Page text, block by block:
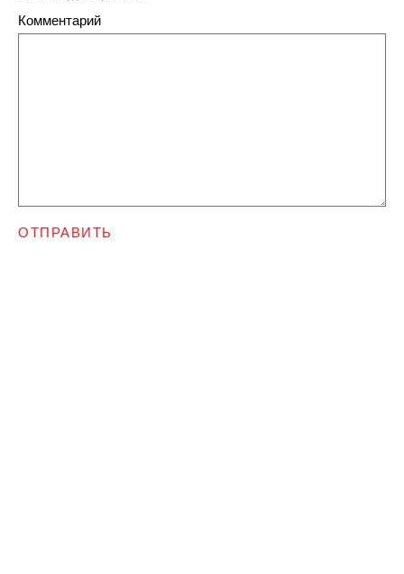
Комментарий
ОТПРАВИТЬ